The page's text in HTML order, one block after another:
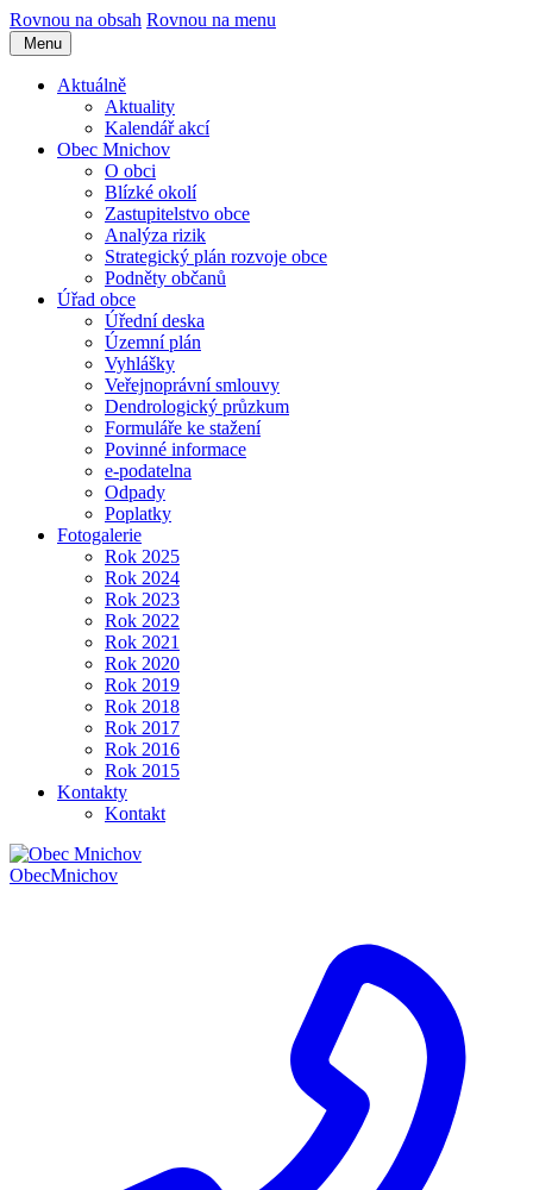
Rovnou na obsah Rovnou na menu
Menu
Aktuálně
Aktuality
Kalendář akcí
Obec Mnichov
O obci
Blízké okolí
Zastupitelstvo obce
Analýza rizik
Strategický plán rozvoje obce
Podněty občanů
Úřad obce
Úřední deska
Územní plán
Vyhlášky
Veřejnoprávní smlouvy
Dendrologický průzkum
Formuláře ke stažení
Povinné informace
e-podatelna
Odpady
Poplatky
Fotogalerie
Rok 2025
Rok 2024
Rok 2023
Rok 2022
Rok 2021
Rok 2020
Rok 2019
Rok 2018
Rok 2017
Rok 2016
Rok 2015
Kontakty
Kontakt
ObecMnichov